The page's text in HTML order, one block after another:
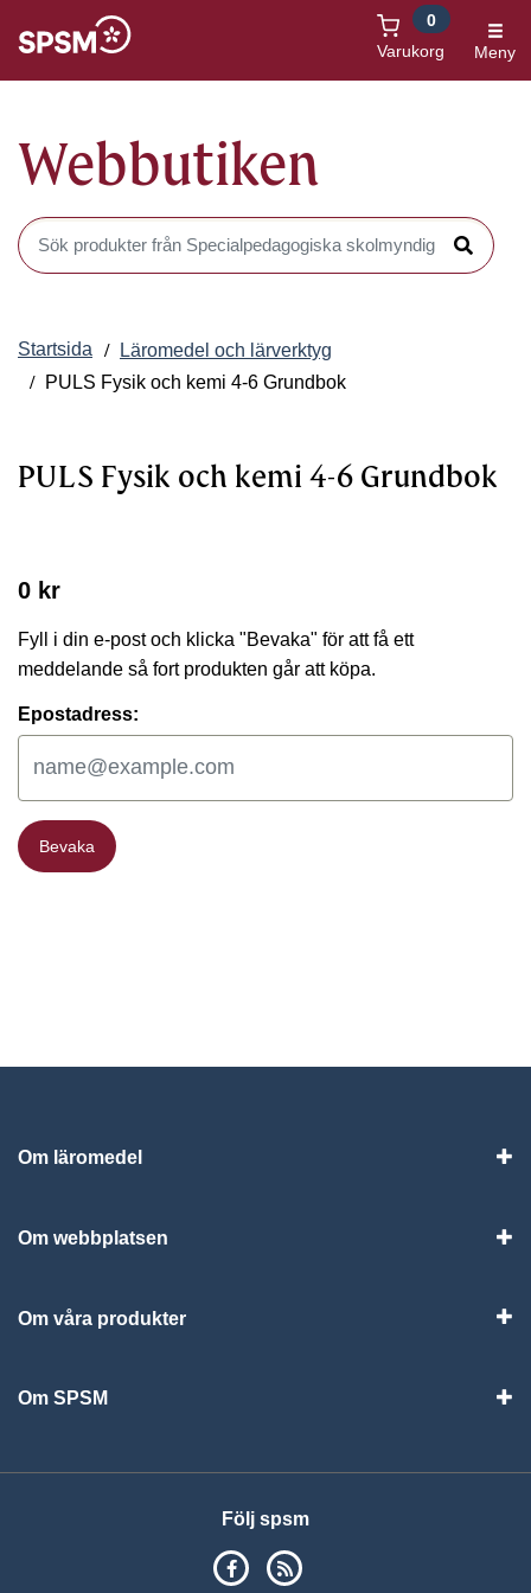
Varukorg
0
Meny
Webbutiken
Sök produkter i Webbutiken
Sök
Startsida
Läromedel och lärverktyg
PULS Fysik och kemi 4-6 Grundbok
PULS Fysik och kemi 4-6 Grundbok
0 kr
Fyll i din e-post och klicka "Bevaka" för att få ett
meddelande så fort produkten går att köpa.
Epostadress:
Bevaka
Bevaka
Om läromedel
Om webbplatsen
Om våra produkter
Om SPSM
Följ spsm
SPSM på Facebook